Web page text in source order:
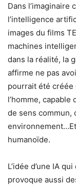
Dans l’imaginaire
l’intelligence
images du films
machines
dans la réalité, la
affirme ne pas
pourrait été créée
l’homme,
de sens commun,
humanoïde.
L’idée d’une IA
provoque aussi